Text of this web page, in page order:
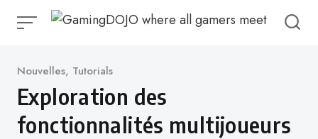
Catégorie
Nouvelles, Tutorials
Exploration des
fonctionnalités multijoueurs